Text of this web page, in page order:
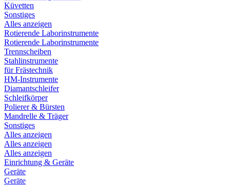
Küvetten
Sonstiges
Alles anzeigen
Rotierende Laborinstrumente
Rotierende Laborinstrumente
Trennscheiben
Stahlinstrumente
für Frästechnik
HM-Instrumente
Diamantschleifer
Schleifkörper
Polierer & Bürsten
Mandrelle & Träger
Sonstiges
Alles anzeigen
Alles anzeigen
Alles anzeigen
Einrichtung & Geräte
Geräte
Geräte